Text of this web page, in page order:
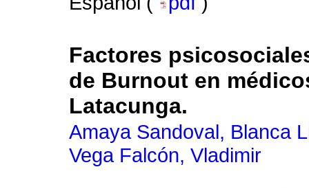
Factores
de Burnout en
Latacunga.
Amaya Sandoval, Blanca
Vega Falcón, Vladimir